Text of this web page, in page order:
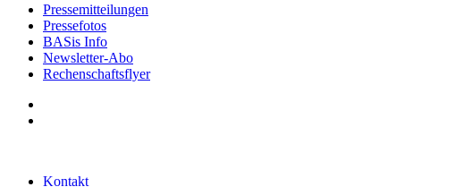
Pressemitteilungen
Pressefotos
BASis Info
Newsletter-Abo
Rechenschaftsflyer
Kontakt